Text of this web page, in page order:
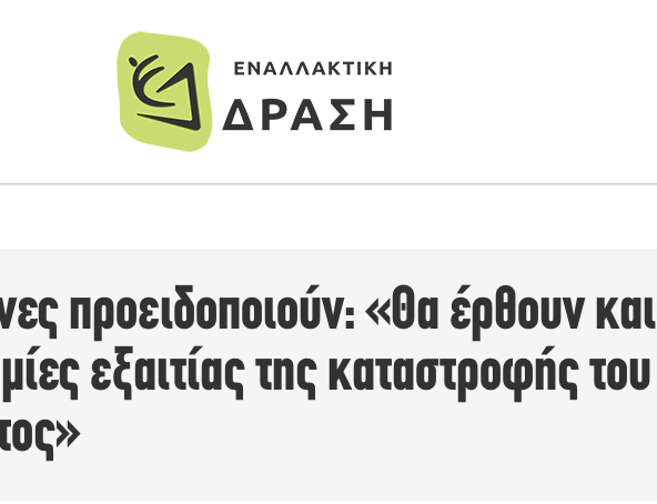
προειδοποιούν: «Θα έρθουν και
εξαιτίας της καταστροφής του